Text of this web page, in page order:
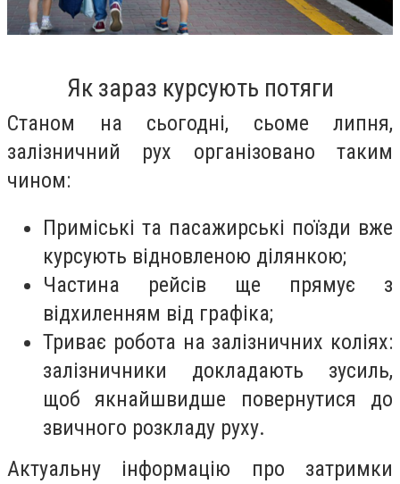
Як зараз курсують потяги
Станом на сьогодні, сьоме липня,
залізничний рух організовано таким
чином:
Приміські та пасажирські поїзди вже
курсують відновленою ділянкою;
Частина рейсів ще прямує з
відхиленням від графіка;
Триває робота на залізничних коліях:
залізничники докладають зусиль,
щоб якнайшвидше повернутися до
звичного розкладу руху.
Актуальну інформацію про затримки